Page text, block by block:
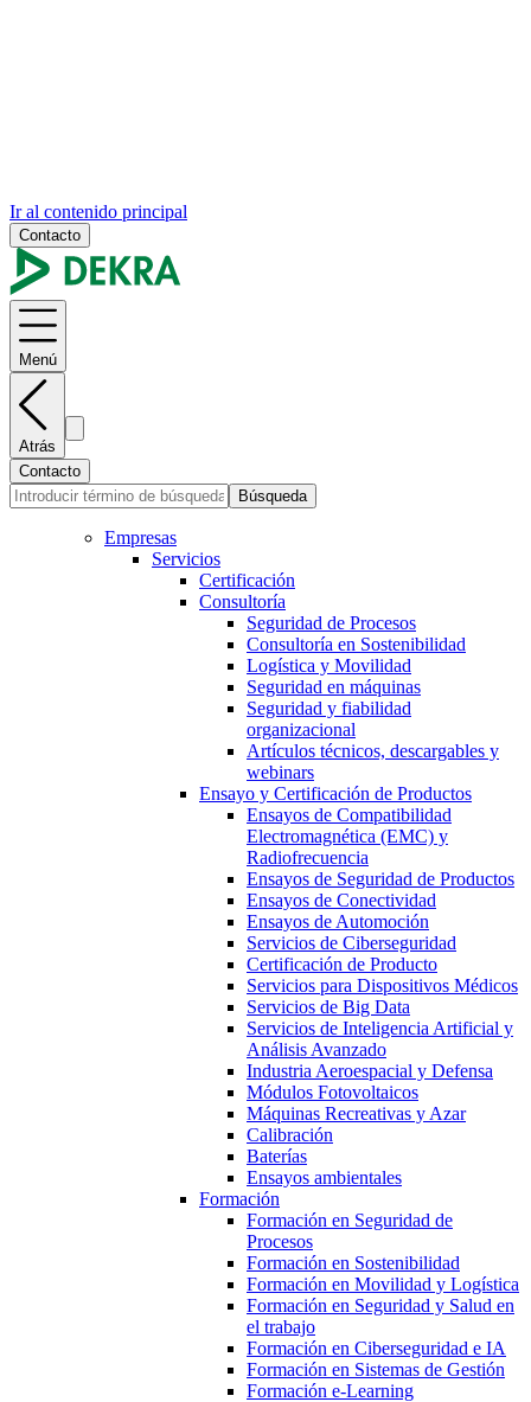
Ir al contenido principal
Contacto
Menú
Atrás
Contacto
Búsqueda
Empresas
Servicios
Certificación
Consultoría
Seguridad de Procesos
Consultoría en Sostenibilidad
Logística y Movilidad
Seguridad en máquinas
Seguridad y fiabilidad
organizacional
Artículos técnicos, descargables y
webinars
Ensayo y Certificación de Productos
Ensayos de Compatibilidad
Electromagnética (EMC) y
Radiofrecuencia
Ensayos de Seguridad de Productos
Ensayos de Conectividad
Ensayos de Automoción
Servicios de Ciberseguridad
Certificación de Producto
Servicios para Dispositivos Médicos
Servicios de Big Data
Servicios de Inteligencia Artificial y
Análisis Avanzado
Industria Aeroespacial y Defensa
Módulos Fotovoltaicos
Máquinas Recreativas y Azar
Calibración
Baterías
Ensayos ambientales
Formación
Formación en Seguridad de
Procesos
Formación en Sostenibilidad
Formación en Movilidad y Logística
Formación en Seguridad y Salud en
el trabajo
Formación en Ciberseguridad e IA
Formación en Sistemas de Gestión
Formación e-Learning